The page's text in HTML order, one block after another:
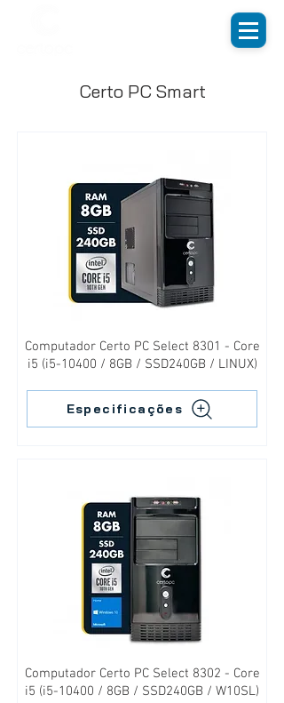
Certo PC Smart
Computador Certo PC Select 8301 - Core
i5 (i5-10400 / 8GB / SSD240GB / LINUX)
Especificações
Computador Certo PC Select 8302 - Core
i5 (i5-10400 / 8GB / SSD240GB / W10SL)